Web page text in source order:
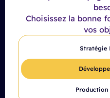
Choisissez la bonne
vos
Stratégie
Production